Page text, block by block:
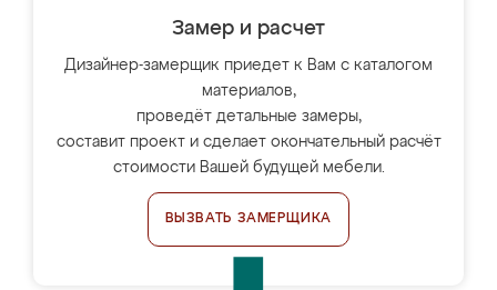
Замер и расчет
Дизайнер-замерщик приедет к Вам с каталогом
материалов,
проведёт детальные замеры,
составит проект и сделает окончательный расчёт
стоимости Вашей будущей мебели.
ВЫЗВАТЬ ЗАМЕРЩИКА